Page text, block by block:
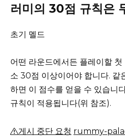
러미의 30점 규칙은
초기 멜드
어떤 라운드에서든 플레이할 첫
소 30점 이상이어야 합니다. 같
하면 이 점수를 얻을 수 있습니
규칙이 적용됩니다(위 참조).
게시 중단 요청 rummy-